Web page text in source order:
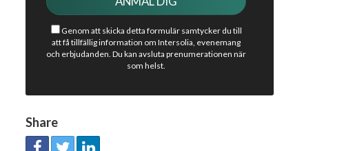
Genom att skicka detta formulär samtycker du till
att få tillfällig information om Intersolia, evenemang
och erbjudanden. Du kan avsluta prenumerationen när
som helst.
Share